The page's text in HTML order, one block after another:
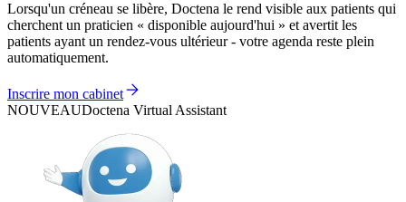
Lorsqu'un créneau se libère, Doctena le rend visible aux patients qui
cherchent un praticien « disponible aujourd'hui » et avertit les
patients ayant un rendez-vous ultérieur - votre agenda reste plein
automatiquement.
Inscrire mon cabinet
NOUVEAUDoctena Virtual Assistant